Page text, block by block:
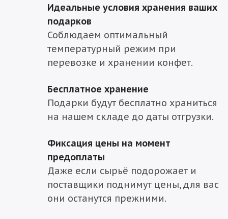
Идеальные условия хранения ваших
подарков
Соблюдаем оптимальный
температурный режим при
перевозке и хранении конфет.
Бесплатное хранение
Подарки будут бесплатно храниться
на нашем складе до даты отгрузки.
Фиксация цены на момент
предоплаты
Даже если сырьё подорожает и
поставщики поднимут цены, для вас
они останутся прежними.